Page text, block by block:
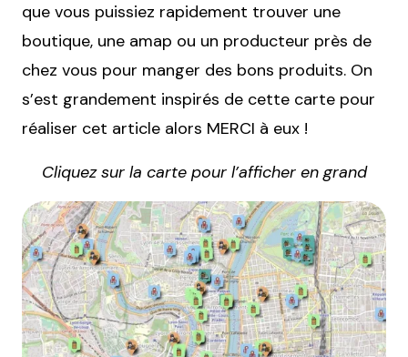
que vous puissiez rapidement trouver une
boutique, une amap ou un producteur près de
chez vous pour manger des bons produits. On
s’est grandement inspirés de cette carte pour
réaliser cet article alors MERCI à eux !
Cliquez sur la carte pour l’afficher en grand